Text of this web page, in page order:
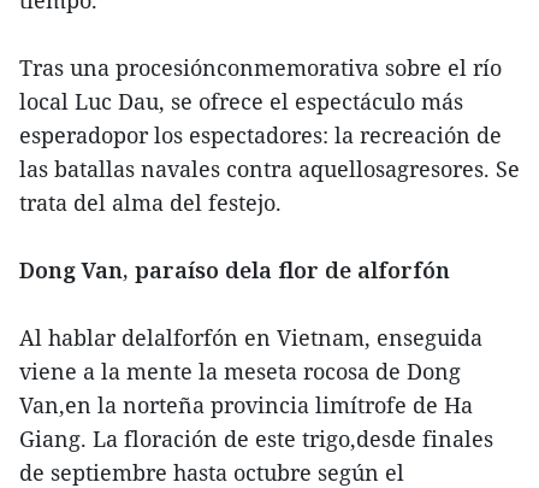
Tras una procesiónconmemorativa sobre el río
local Luc Dau, se ofrece el espectáculo más
esperadopor los espectadores: la recreación de
las batallas navales contra aquellosagresores. Se
trata del alma del festejo.
Dong Van, paraíso dela flor de alforfón
Al hablar delalforfón en Vietnam, enseguida
viene a la mente la meseta rocosa de Dong
Van,en la norteña provincia limítrofe de Ha
Giang. La floración de este trigo,desde finales
de septiembre hasta octubre según el